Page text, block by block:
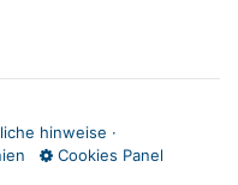
hinweise ·
Cookies Panel